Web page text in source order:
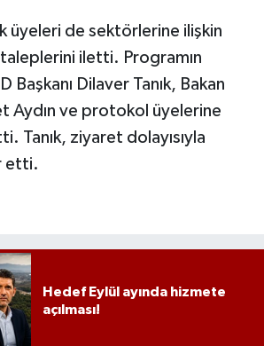
üyeleri de sektörlerine ilişkin
iletti. Programın
Başkanı Dilaver Tanık, Bakan
Aydın ve protokol üyelerine
Tanık, ziyaret dolayısıyla
etti.
Hedef Eylül ayında hizmete
açılması!